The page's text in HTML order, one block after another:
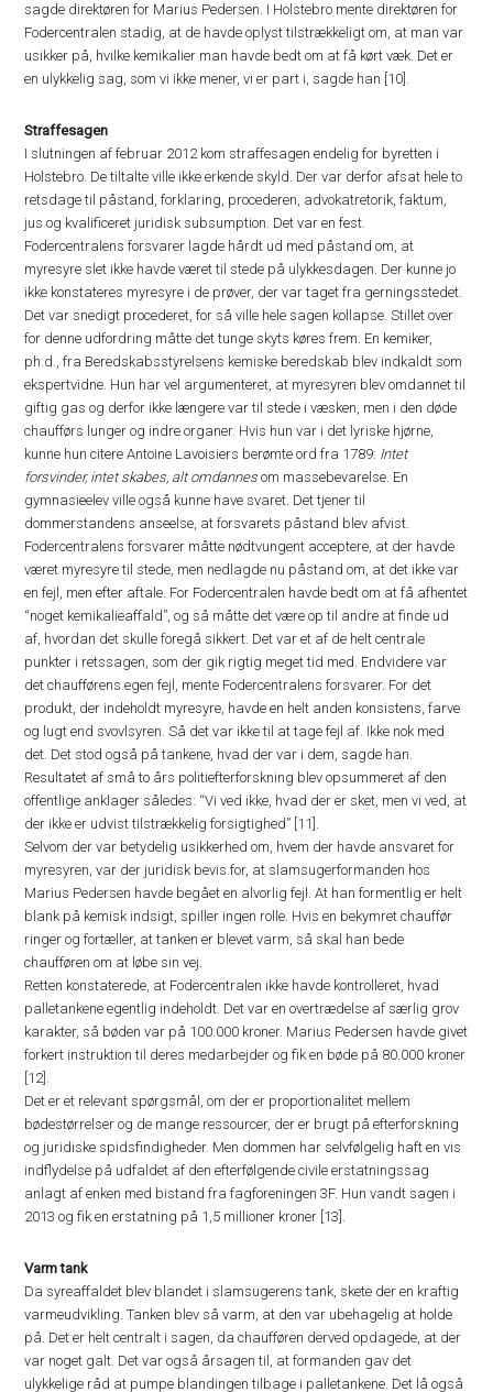
sagde direktøren for Marius Pedersen. I Holstebro mente direktøren for
Fodercentralen stadig, at de havde oplyst tilstrækkeligt om, at man var
usikker på, hvilke kemikalier man havde bedt om at få kørt væk. Det er
en ulykkelig sag, som vi ikke mener, vi er part i, sagde han [10].
Straffesagen
I slutningen af februar 2012 kom straffesagen endelig for byretten i
Holstebro. De tiltalte ville ikke erkende skyld. Der var derfor afsat hele to
retsdage til påstand, forklaring, procederen, advokatretorik, faktum,
jus og kvalificeret juridisk subsumption. Det var en fest.
Fodercentralens forsvarer lagde hårdt ud med påstand om, at
myresyre slet ikke havde været til stede på ulykkesdagen. Der kunne jo
ikke konstateres myresyre i de prøver, der var taget fra gerningsstedet.
Det var snedigt procederet, for så ville hele sagen kollapse. Stillet over
for denne udfordring måtte det tunge skyts køres frem. En kemiker,
ph.d., fra Beredskabsstyrelsens kemiske beredskab blev indkaldt som
ekspertvidne. Hun har vel argumenteret, at myresyren blev omdannet til
giftig gas og derfor ikke længere var til stede i væsken, men i den døde
chaufførs lunger og indre organer. Hvis hun var i det lyriske hjørne,
kunne hun citere Antoine Lavoisiers berømte ord fra 1789: Intet
forsvinder, intet skabes, alt omdannes om massebevarelse. En
gymnasieelev ville også kunne have svaret. Det tjener til
dommerstandens anseelse, at forsvarets påstand blev afvist.
Fodercentralens forsvarer måtte nødtvungent acceptere, at der havde
været myresyre til stede, men nedlagde nu påstand om, at det ikke var
en fejl, men efter aftale. For Fodercentralen havde bedt om at få afhentet
“noget kemikalieaffald”, og så måtte det være op til andre at finde ud
af, hvordan det skulle foregå sikkert. Det var et af de helt centrale
punkter i retssagen, som der gik rigtig meget tid med. Endvidere var
det chaufførens egen fejl, mente Fodercentralens forsvarer. For det
produkt, der indeholdt myresyre, havde en helt anden konsistens, farve
og lugt end svovlsyren. Så det var ikke til at tage fejl af. Ikke nok med
det. Det stod også på tankene, hvad der var i dem, sagde han.
Resultatet af små to års politiefterforskning blev opsummeret af den
offentlige anklager således: “Vi ved ikke, hvad der er sket, men vi ved, at
der ikke er udvist tilstrækkelig forsigtighed” [11].
Selvom der var betydelig usikkerhed om, hvem der havde ansvaret for
myresyren, var der juridisk bevis for, at slamsugerformanden hos
Marius Pedersen havde begået en alvorlig fejl. At han formentlig er helt
blank på kemisk indsigt, spiller ingen rolle. Hvis en bekymret chauffør
ringer og fortæller, at tanken er blevet varm, så skal han bede
chaufføren om at løbe sin vej.
Retten konstaterede, at Fodercentralen ikke havde kontrolleret, hvad
palletankene egentlig indeholdt. Det var en overtrædelse af særlig grov
karakter, så bøden var på 100.000 kroner. Marius Pedersen havde givet
forkert instruktion til deres medarbejder og fik en bøde på 80.000 kroner
[12].
Det er et relevant spørgsmål, om der er proportionalitet mellem
bødestørrelser og de mange ressourcer, der er brugt på efterforskning
og juridiske spidsfindigheder. Men dommen har selvfølgelig haft en vis
indflydelse på udfaldet af den efterfølgende civile erstatningssag
anlagt af enken med bistand fra fagforeningen 3F. Hun vandt sagen i
2013 og fik en erstatning på 1,5 millioner kroner [13].
Varm tank
Da syreaffaldet blev blandet i slamsugerens tank, skete der en kraftig
varmeudvikling. Tanken blev så varm, at den var ubehagelig at holde
på. Det er helt centralt i sagen, da chaufføren derved opdagede, at der
var noget galt. Det var også årsagen til, at formanden gav det
ulykkelige råd at pumpe blandingen tilbage i palletankene. Det lå også